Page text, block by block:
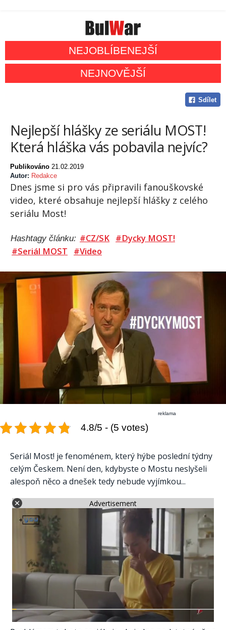
NEJOBLÍBENEJŠÍ
NEJNOVĚJŠÍ
Sdílet
Nejlepší hlášky ze seriálu MOST!
Která hláška vás pobavila nejvíc?
Publikováno 21.02.2019
Autor: Redakce
Dnes jsme si pro vás připravili fanouškovské
video, které obsahuje nejlepší hlášky z celého
seriálu Most!
Hashtagy článku: #CZ/SK #Dycky MOST!
#Seriál MOST
#Video
reklama
4.8/5 - (5 votes)
Seriál Most! je fenoménem, který hýbe poslední týdny
celým Českem. Není den, kdybyste o Mostu neslyšeli
alespoň něco a dnešek tedy nebude vyjímkou...
Advertisement